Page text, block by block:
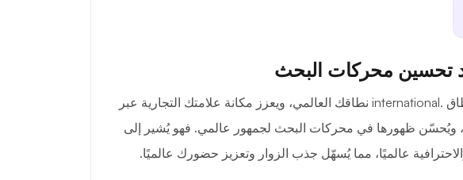
تحسين محركات البحث
يُبرز نطاق .international نطاقك العالمي، ويعزز مكانة علامتك التجارية عبر
ويُحسّن ظهورها في محركات البحث لجمهور عالمي. فهو يُشير إلى
عالميًا، مما يُسهّل جذب الزوار وتعزيز حضورك عالميًا.